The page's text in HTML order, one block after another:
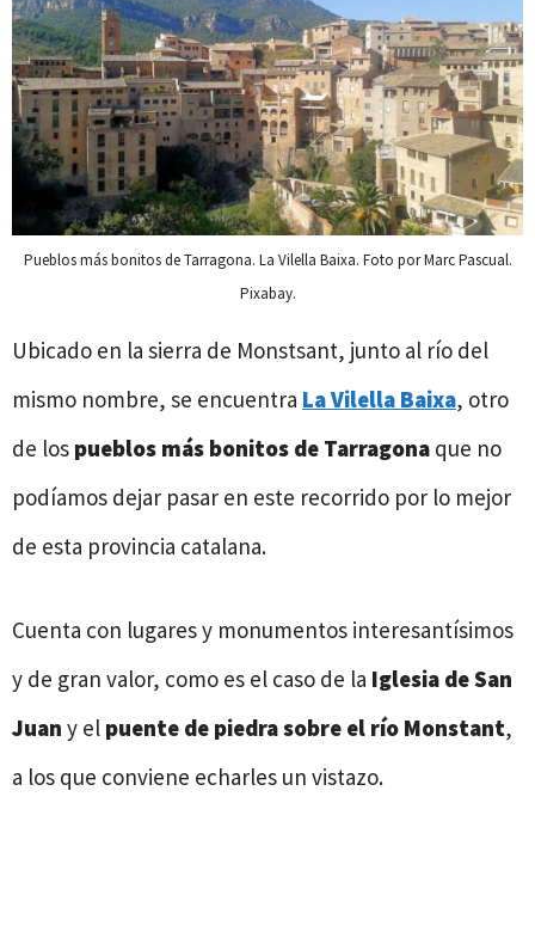
Pueblos más bonitos de Tarragona. La Vilella Baixa. Foto por Marc Pascual.
Pixabay.
Ubicado en la sierra de Monstsant, junto al río del
mismo nombre, se encuentra La Vilella Baixa, otro
de los pueblos más bonitos de Tarragona que no
podíamos dejar pasar en este recorrido por lo mejor
de esta provincia catalana.
Cuenta con lugares y monumentos interesantísimos
y de gran valor, como es el caso de la Iglesia de San
Juan y el puente de piedra sobre el río Monstant,
a los que conviene echarles un vistazo.